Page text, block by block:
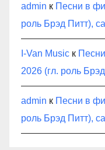
admin к Песни в
роль Брэд Питт),
I-Van Music к
2026 (гл. роль
admin к Песни в
роль Брэд Питт),